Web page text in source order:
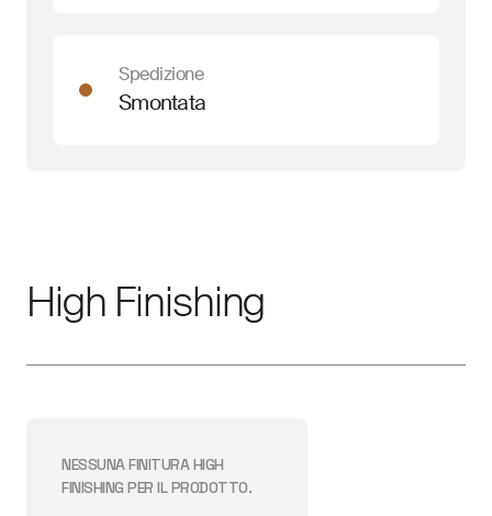
Spedizione
Smontata
High Finishing
NESSUNA FINITURAHIGH
FINISHING PER IL PRODOTTO.